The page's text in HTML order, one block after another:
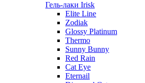
Гель-лаки Irisk
Elite Line
Zodiak
Glossy Platinum
Thermo
Sunny Bunny
Red Rain
Cat Eye
Eternail